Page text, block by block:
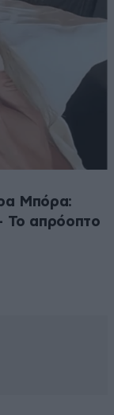
Μπόρα:
Το απρόοπτο